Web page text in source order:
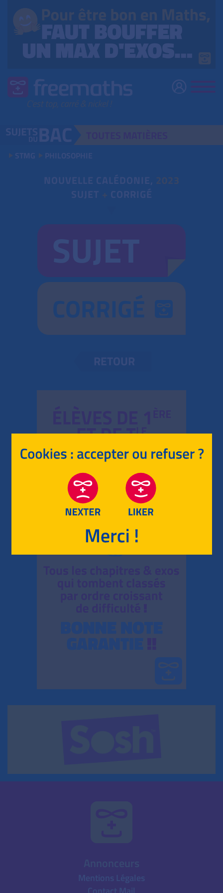
STMG PHILOSOPHIE
NOUVELLE CALÉDONIE, 2023
SUJET + CORRIGÉ
CORRIGÉ
RETOUR
Mentions Légales